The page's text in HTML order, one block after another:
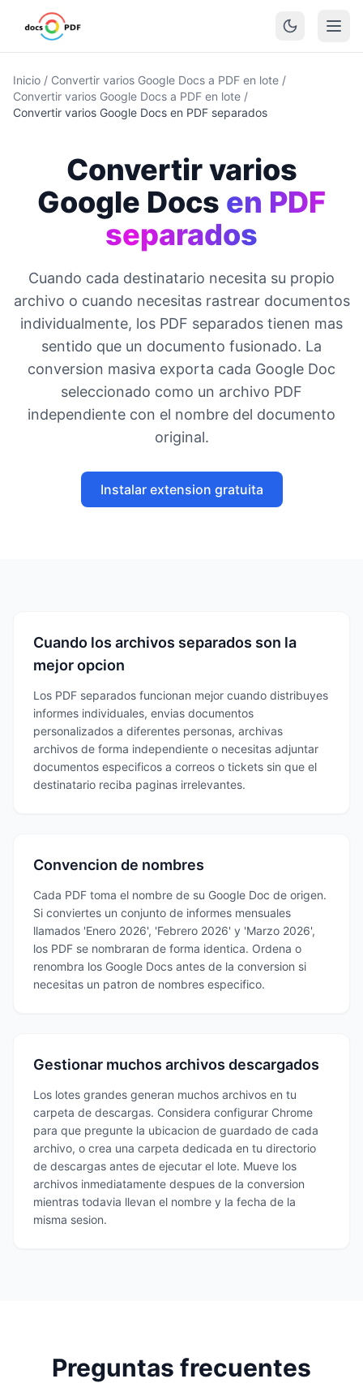
Inicio / Convertir varios Google Docs a PDF en lote /
Convertir varios Google Docs a PDF en lote /
Convertir varios Google Docs en PDF separados
Convertir varios
Google Docs en PDF
separados
Cuando cada destinatario necesita su propio
archivo o cuando necesitas rastrear documentos
individualmente, los PDF separados tienen mas
sentido que un documento fusionado. La
conversion masiva exporta cada Google Doc
seleccionado como un archivo PDF
independiente con el nombre del documento
original.
Instalar extension gratuita
Cuando los archivos separados son la
mejor opcion
Los PDF separados funcionan mejor cuando distribuyes
informes individuales, envias documentos
personalizados a diferentes personas, archivas
archivos de forma independiente o necesitas adjuntar
documentos especificos a correos o tickets sin que el
destinatario reciba paginas irrelevantes.
Convencion de nombres
Cada PDF toma el nombre de su Google Doc de origen.
Si conviertes un conjunto de informes mensuales
llamados 'Enero 2026', 'Febrero 2026' y 'Marzo 2026',
los PDF se nombraran de forma identica. Ordena o
renombra los Google Docs antes de la conversion si
necesitas un patron de nombres especifico.
Gestionar muchos archivos descargados
Los lotes grandes generan muchos archivos en tu
carpeta de descargas. Considera configurar Chrome
para que pregunte la ubicacion de guardado de cada
archivo, o crea una carpeta dedicada en tu directorio
de descargas antes de ejecutar el lote. Mueve los
archivos inmediatamente despues de la conversion
mientras todavia llevan el nombre y la fecha de la
misma sesion.
Preguntas frecuentes